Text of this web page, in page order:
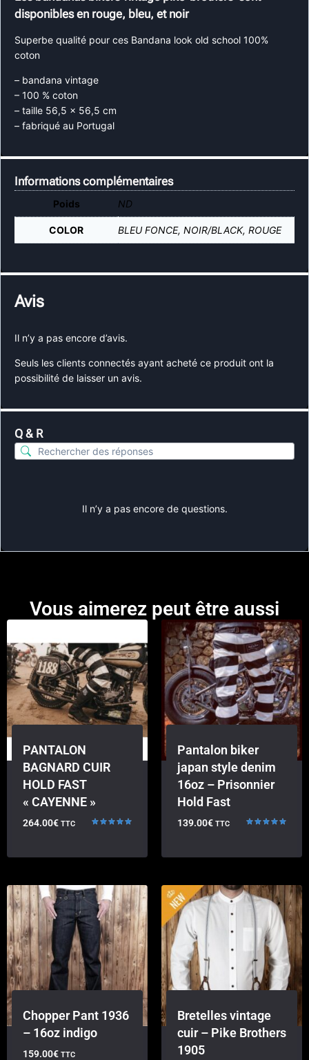
disponibles en rouge, bleu, et noir
Superbe qualité pour ces Bandana look old school 100%
coton
– bandana vintage
– 100 % coton
– taille 56,5 x 56,5 cm
– fabriqué au Portugal
Informations complémentaires
Poids ND
COLOR BLEU FONCE, NOIR/BLACK, ROUGE
Avis
Il n’y a pas encore d’avis.
Seuls les clients connectés ayant acheté ce produit ont la
possibilité de laisser un avis.
Q & R
Il n’y a pas encore de questions.
Vous aimerez peut être aussi
PANTALON
BAGNARD CUIR
HOLD FAST
« CAYENNE »
264.00€ TTC
Pantalon biker
japan style denim
16oz – Prisonnier
Hold Fast
139.00€ TTC
Chopper Pant 1936
– 16oz indigo
159.00€ TTC
Bretelles vintage
cuir – Pike Brothers
1905